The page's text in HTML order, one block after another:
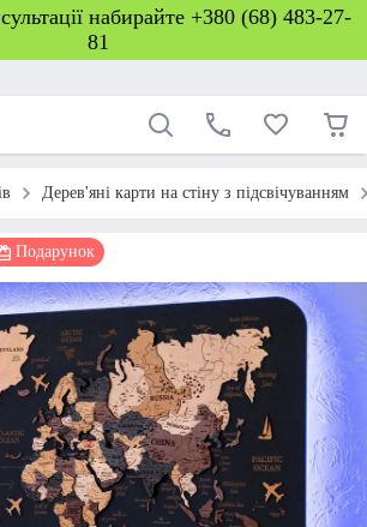
набирайте +380 (68) 483-27-
81
Дерев'яні карти на стіну з підсвічуванням
Подарунок